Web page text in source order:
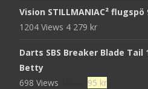
Vision STILLMANIAC² flugspö
1204 Views 4 279 kr
Darts SBS Breaker Blade Tail
Betty
698 Views
Det
95 krDet